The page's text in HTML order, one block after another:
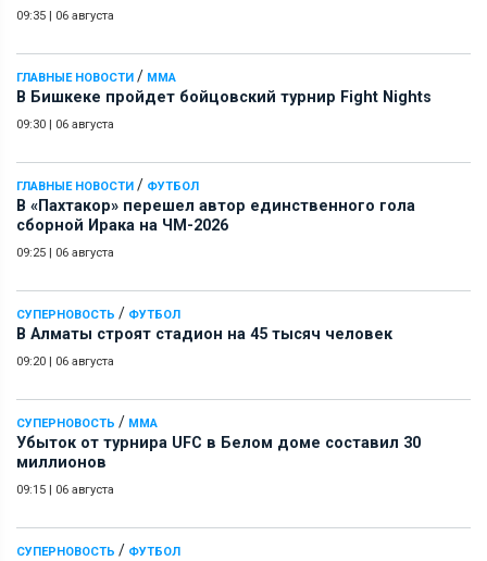
09:35 06 августа
ГЛАВНЫЕ НОВОСТИ / ММА
В Бишкеке пройдет бойцовский турнир Fight Nights
09:30 06 августа
ГЛАВНЫЕ НОВОСТИ / ФУТБОЛ
В «Пахтакор» перешел автор единственного гола
сборной Ирака на ЧМ-2026
09:25 06 августа
СУПЕРНОВОСТЬ / ФУТБОЛ
В Алматы строят стадион на 45 тысяч человек
09:20 06 августа
СУПЕРНОВОСТЬ / ММА
Убыток от турнира UFC в Белом доме составил 30
миллионов
09:15 06 августа
СУПЕРНОВОСТЬ / ФУТБОЛ